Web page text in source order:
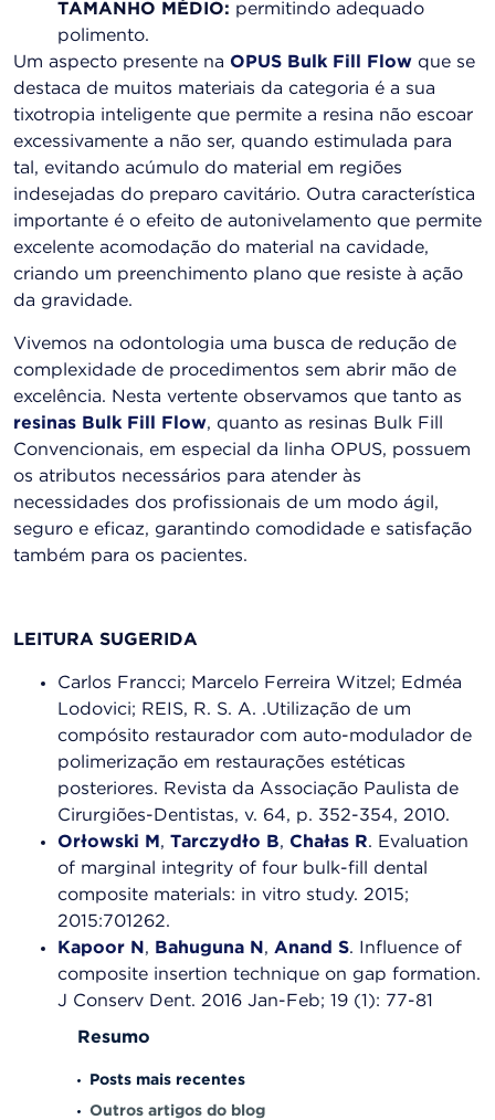
TAMANHO MÉDIO: permitindo adequado
polimento.
Um aspecto presente na OPUS Bulk Fill Flow que se
destaca de muitos materiais da categoria é a sua
tixotropia inteligente que permite a resina não escoar
excessivamente a não ser, quando estimulada para
tal, evitando acúmulo do material em regiões
indesejadas do preparo cavitário. Outra característica
importante é o efeito de autonivelamento que permite
excelente acomodação do material na cavidade,
criando um preenchimento plano que resiste à ação
da gravidade.
Vivemos na odontologia uma busca de redução de
complexidade de procedimentos sem abrir mão de
excelência. Nesta vertente observamos que tanto as
resinas Bulk Fill Flow, quanto as resinas Bulk Fill
Convencionais, em especial da linha OPUS, possuem
os atributos necessários para atender às
necessidades dos profissionais de um modo ágil,
seguro e eficaz, garantindo comodidade e satisfação
também para os pacientes.
LEITURA SUGERIDA
Carlos Francci; Marcelo Ferreira Witzel; Edméa
Lodovici; REIS, R. S. A. .Utilização de um
compósito restaurador com auto-modulador de
polimerização em restaurações estéticas
posteriores. Revista da Associação Paulista de
Cirurgiões-Dentistas, v. 64, p. 352-354, 2010.
Orłowski M , Tarczydło B, Chałas R. Evaluation
of marginal integrity of four bulk-fill dental
composite materials: in vitro study. 2015;
2015:701262.
Kapoor N , Bahuguna N , Anand S. Influence of
composite insertion technique on gap formation.
J Conserv Dent. 2016 Jan-Feb; 19 (1): 77-81
Resumo
Posts mais recentes
Outros artigos do blog